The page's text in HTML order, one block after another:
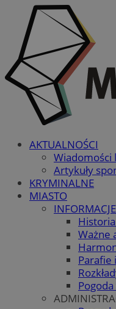
AKTUALNOŚCI
Wiadomości
Artykuły
KRYMINALNE
MIASTO
Ważne
Parafie